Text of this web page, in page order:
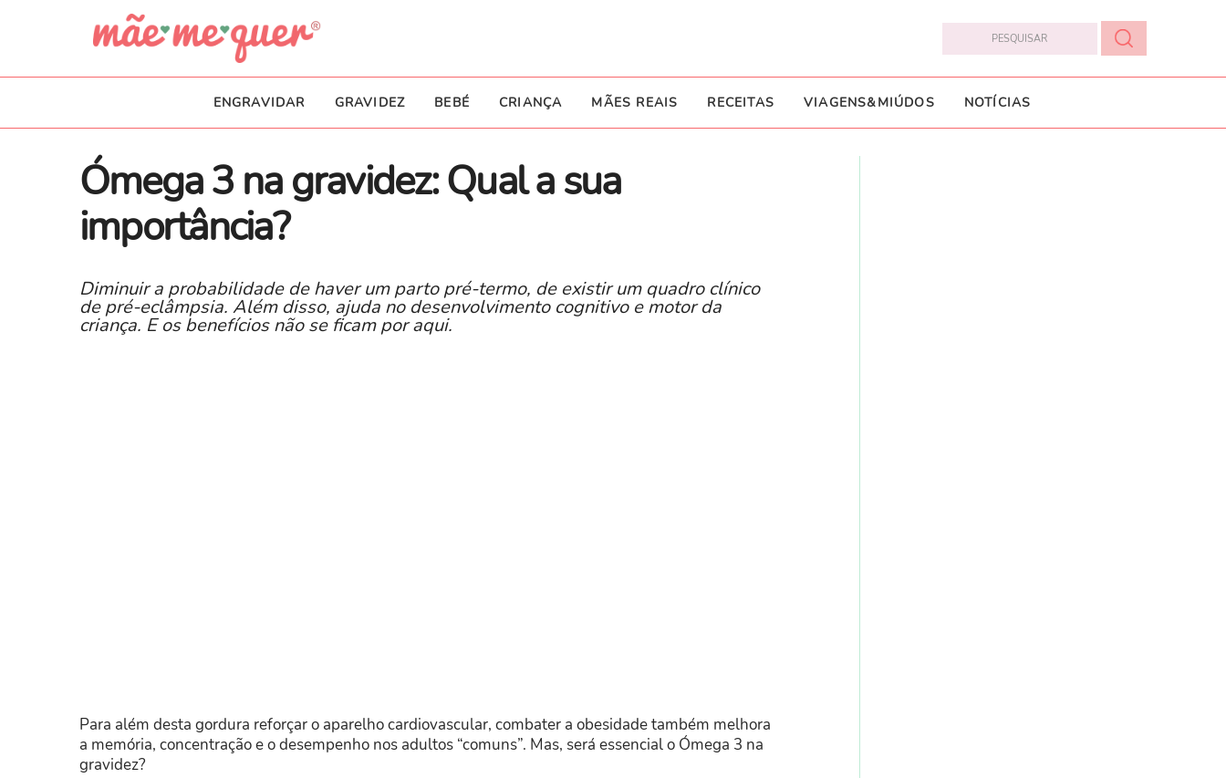
ENGRAVIDAR GRAVIDEZ BEBÉ CRIANÇA MÃES REAIS RECEITAS VIAGENS&MIÚDOS NOTÍCIAS
Ómega 3 na gravidez: Qual a sua
importância?
Diminuir a probabilidade de haver um parto pré-termo, de existir um quadro clínico
de pré-eclâmpsia. Além disso, ajuda no desenvolvimento cognitivo e motor da
criança. E os benefícios não se ficam por aqui.
Para além desta gordura reforçar o aparelho cardiovascular, combater a obesidade também melhora
a memória, concentração e o desempenho nos adultos “comuns”. Mas, será essencial o Ómega 3 na
gravidez?